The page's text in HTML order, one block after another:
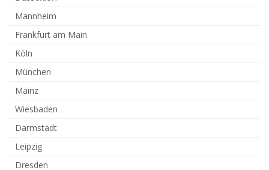
Mannheim
Frankfurt am Main
Köln
München
Mainz
Wiesbaden
Darmstadt
Leipzig
Dresden